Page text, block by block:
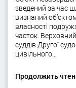
зведений за час
визнаний
власності
часток. Верховний
суддів Другої
цивільного…
Продолжить